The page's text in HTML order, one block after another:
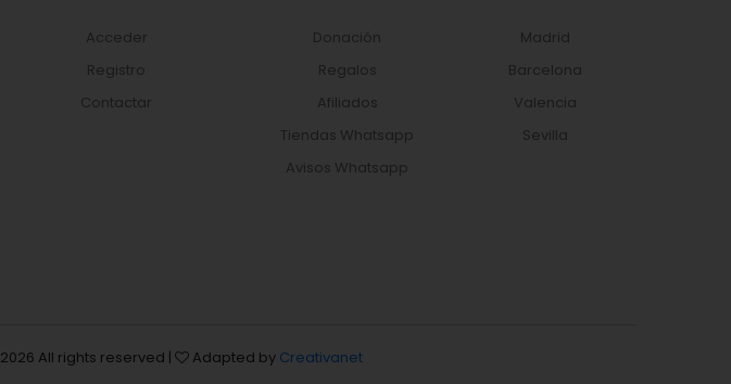
Acceder
Registro
Contactar
Donación
Regalos
Afiliados
Tiendas Whatsapp
Avisos Whatsapp
Madrid
Barcelona
Valencia
Sevilla
2026 All rights reserved | Adapted by Creativanet